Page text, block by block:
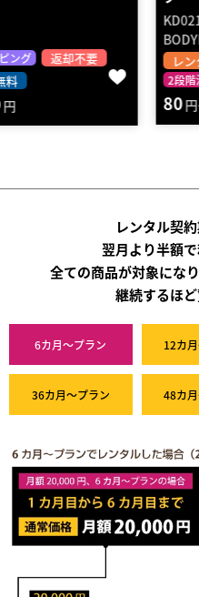
レンタル 送料無料
2段階決済
レンタル契
翌月より半額で
全ての商品が対象にな
継続するほど
6カ月～プラン 12カ
36カ月～プラン 48カ